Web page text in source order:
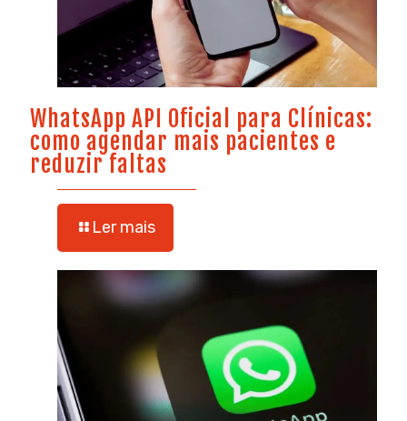
WhatsApp API Oficial para Clínicas:
como agendar mais pacientes e
reduzir faltas
Ler mais